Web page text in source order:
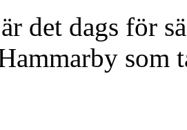
det dags för
som